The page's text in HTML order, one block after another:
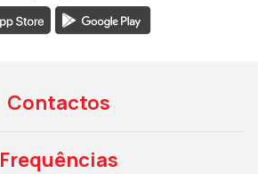
Contactos
Frequências